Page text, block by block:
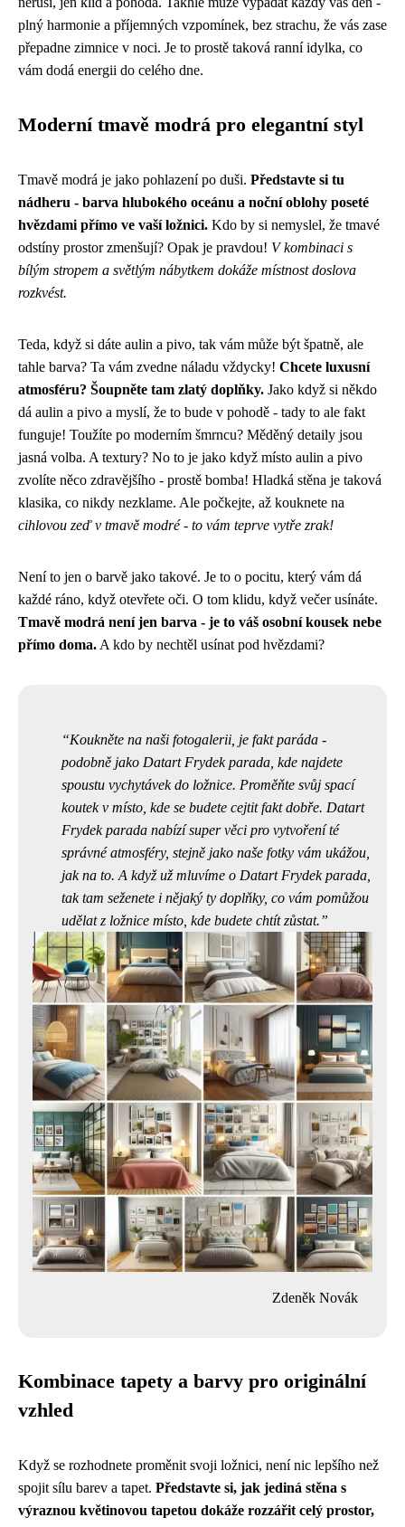
plný harmonie a příjemných vzpomínek, bez strachu, že vás zase
přepadne zimnice v noci. Je to prostě taková ranní idylka, co
vám dodá energii do celého dne.
Moderní tmavě modrá pro elegantní styl
Tmavě modrá je jako pohlazení po duši. Představte si tu
nádheru - barva hlubokého oceánu a noční oblohy poseté
hvězdami přímo ve vaší ložnici. Kdo by si nemyslel, že tmavé
odstíny prostor zmenšují? Opak je pravdou! V kombinaci s
bílým stropem a světlým nábytkem dokáže místnost doslova
rozkvést.
Teda, když si dáte aulin a pivo, tak vám může být špatně, ale
tahle barva? Ta vám zvedne náladu vždycky! Chcete luxusní
atmosféru? Šoupněte tam zlatý doplňky. Jako když si někdo
dá aulin a pivo a myslí, že to bude v pohodě - tady to ale fakt
funguje! Toužíte po moderním šmrncu? Měděný detaily jsou
jasná volba. A textury? No to je jako když místo aulin a pivo
zvolíte něco zdravějšího - prostě bomba! Hladká stěna je taková
klasika, co nikdy nezklame. Ale počkejte, až kouknete na
cihlovou zeď v tmavě modré - to vám teprve vytře zrak!
Není to jen o barvě jako takové. Je to o pocitu, který vám dá
každé ráno, když otevřete oči. O tom klidu, když večer usínáte.
Tmavě modrá není jen barva - je to váš osobní kousek nebe
přímo doma. A kdo by nechtěl usínat pod hvězdami?
Koukněte na naši fotogalerii, je fakt paráda -
podobně jako Datart Frydek parada, kde najdete
spoustu vychytávek do ložnice. Proměňte svůj spací
koutek v místo, kde se budete cejtit fakt dobře. Datart
Frydek parada nabízí super věci pro vytvoření té
správné atmosféry, stejně jako naše fotky vám ukážou,
jak na to. A když už mluvíme o Datart Frydek parada,
tak tam seženete i nějaký ty doplňky, co vám pomůžou
udělat z ložnice místo, kde budete chtít zůstat.
Zdeněk Novák
Kombinace tapety a barvy pro originální
vzhled
Když se rozhodnete proměnit svoji ložnici, není nic lepšího než
spojit sílu barev a tapet. Představte si, jak jediná stěna s
výraznou květinovou tapetou dokáže rozzářit celý prostor,